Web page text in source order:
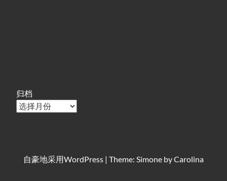
归档
自豪地采用WordPress | Theme: Simone byCarolina